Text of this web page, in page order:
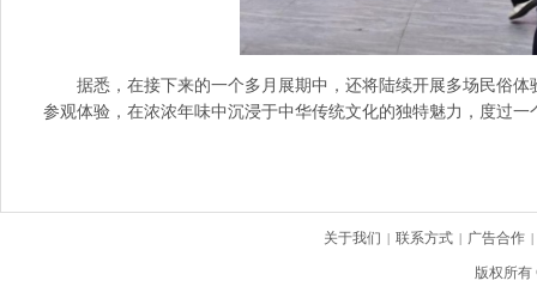
据悉，在接下来的一个多月展期中，还将陆续开展多场民俗
参观体验，在浓浓年味中沉浸于中华传统文化的独特魅力，度过
关于我们 | 联系方式 | 广告合作 |
版权所